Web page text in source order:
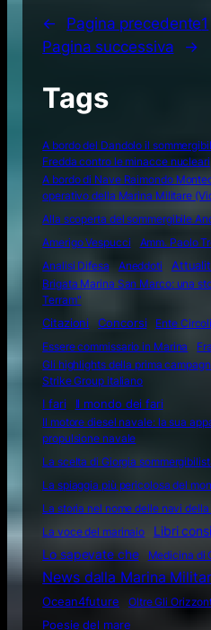
←
Pagina precedente1
Pagina successiva
→
Tags
A bordo del Dandolo il
Fredda contro le minacce nucleari
A bordo di Nave Raimondo
operativo della Marina Militare
Alla scoperta del sommergibile
Amerigo Vespucci
Amm. Paolo
Analisi Difesa
Aneddoti
Brigata Marina San Marco: una
Terram"
Citazioni
Concorsi
Ente Circoli
Essere commissario in Marina
Gli highlights della prima
Strike Group italiano
I fari
Il mondo dei fari
Il motore diesel navale: la sua
propulsione navale
La scelta di Giorgia
La spiaggia più pericolosa del
La storia nel nome delle navi
La voce del marinaio
Libri
Lo sapevate che Medicina di
News dalla Marina
Ocean4future
Oltre Gli
Poesie del mare